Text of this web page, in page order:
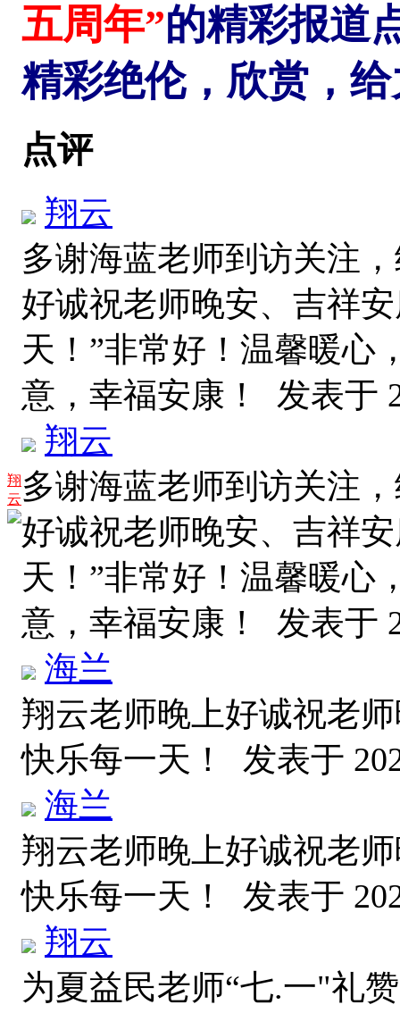
翔
云
五周年”的精彩报道
精彩绝伦，欣赏，
点评
翔云
多谢海蓝老师到访关注
好诚祝老师晚安、吉祥
天！”非常好！温馨暖心
意，幸福安康！ 发表于
翔云
多谢海蓝老师到访关注
好诚祝老师晚安、吉祥
天！”非常好！温馨暖心
意，幸福安康！ 发表于
海兰
翔云老师晚上好诚祝老
快乐每一天！ 发表于
海兰
翔云老师晚上好诚祝老
快乐每一天！ 发表于
翔云
为夏益民老师“七.一"礼